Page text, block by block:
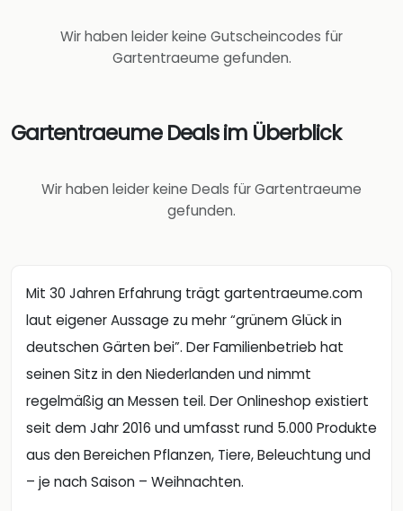
Wir haben leider keine Gutscheincodes für
Gartentraeume gefunden.
Gartentraeume Deals im Überblick
Wir haben leider keine Deals für Gartentraeume
gefunden.
Mit 30 Jahren Erfahrung trägt gartentraeume.com
laut eigener Aussage zu mehr “grünem Glück in
deutschen Gärten bei”. Der Familienbetrieb hat
seinen Sitz in den Niederlanden und nimmt
regelmäßig an Messen teil. Der Onlineshop existiert
seit dem Jahr 2016 und umfasst rund 5.000 Produkte
aus den Bereichen Pflanzen, Tiere, Beleuchtung und
– je nach Saison – Weihnachten.